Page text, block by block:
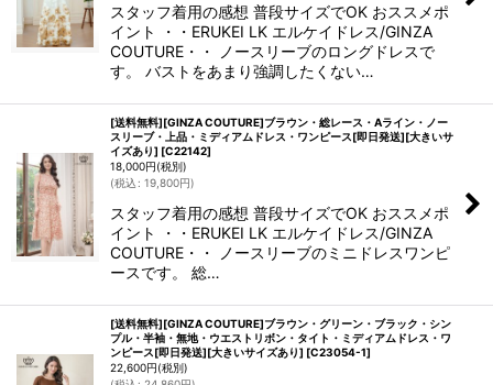
スタッフ着用の感想 普段サイズでOK おススメポ
イント ・・ERUKEI LK エルケイドレス/GINZA
COUTURE・・ ノースリーブのロングドレスで
す。 バストをあまり強調したくない…
[送料無料][GINZA COUTURE]ブラウン・総レース・Aライン・ノー
スリーブ・上品・ミディアムドレス・ワンピース[即日発送][大きいサ
イズあり] [C22142]
18,000円(税別)
(税込 : 19,800円)
スタッフ着用の感想 普段サイズでOK おススメポ
イント ・・ERUKEI LK エルケイドレス/GINZA
COUTURE・・ ノースリーブのミニドレスワンピ
ースです。 総…
[送料無料][GINZA COUTURE]ブラウン・グリーン・ブラック・シン
プル・半袖・無地・ウエストリボン・タイト・ミディアムドレス・ワ
ンピース[即日発送][大きいサイズあり] [C23054-1]
22,600円(税別)